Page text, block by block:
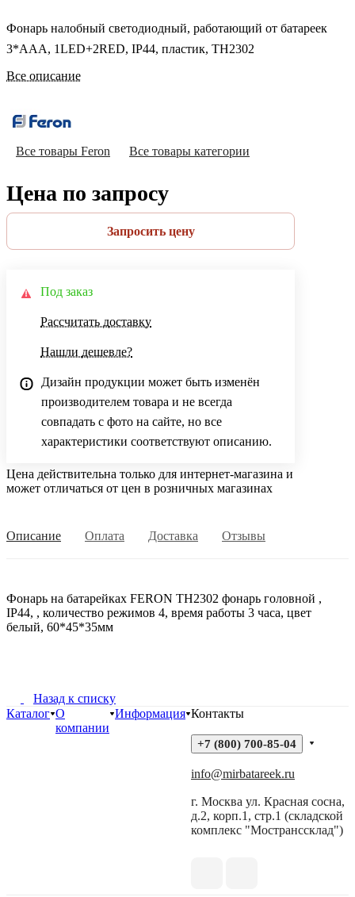
Фонарь налобный светодиодный, работающий от батареек
3*AAA, 1LED+2RED, IP44, пластик, TH2302
Все описание
Все товары Feron Все товары категории
Цена по запросу
Запросить цену
Под заказ
Рассчитать доставку
Нашли дешевле?
Дизайн продукции может быть изменён
производителем товара и не всегда
совпадать с фото на сайте, но все
характеристики соответствуют описанию.
Цена действительна только для интернет-магазина и
может отличаться от цен в розничных магазинах
Описание Оплата Доставка Отзывы
Фонарь на батарейках FERON TH2302 фонарь головной ,
IP44, , количество режимов 4, время работы 3 часа, цвет
белый, 60*45*35мм
Назад к списку
Каталог О
компании
Информация Контакты
+7 (800) 700-85-04
info@mirbatareek.ru
г. Москва ул. Красная сосна,
д.2, корп.1, стр.1 (складской
комплекс "Мостранссклад")